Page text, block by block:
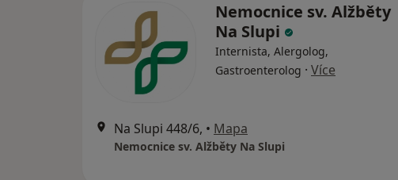
Nemocnice sv. Alžběty
Na Slupi
Internista, Alergolog,
Gastroenterolog · Více
Na Slupi 448/6, • Mapa
Nemocnice sv. Alžběty Na Slupi